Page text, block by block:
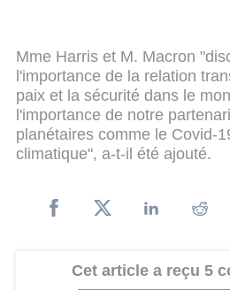
Mme Harris et M. Macron
l'importance de la relation
paix et la sécurité dans le
l'importance de notre
planétaires comme le Covid-
climatique", a-t-il été ajouté.
Cet article a reçu 5